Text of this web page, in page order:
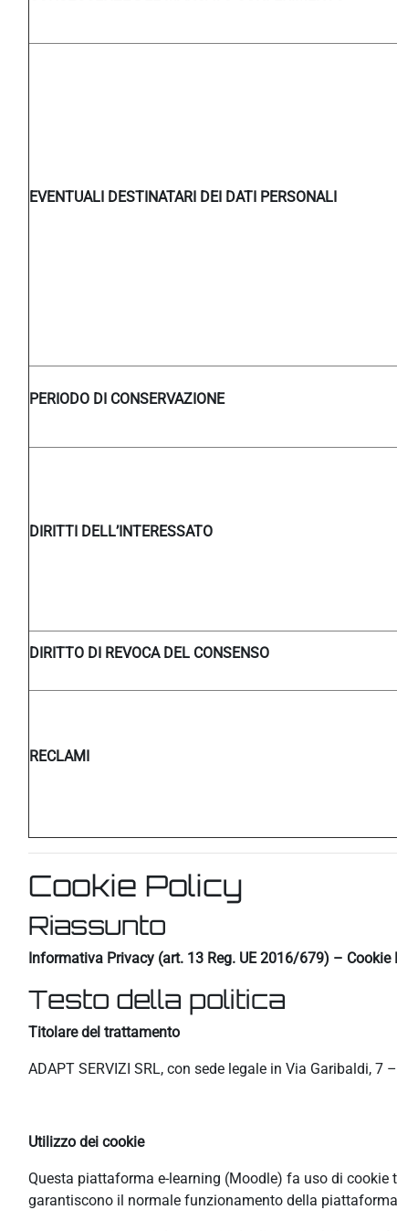
EVENTUALI DESTINATARI DEI DATI PERSONALI
PERIODO DI CONSERVAZIONE
DIRITTI DELL’INTERESSATO
DIRITTO DI REVOCA DEL CONSENSO
RECLAMI
Cookie Policy
Riassunto
Informativa Privacy (art. 13 Reg. UE 2016/679) – Cookie
Testo della politica
Titolare del trattamento
ADAPT SERVIZI SRL, con sede legale in Via Garibaldi,
Utilizzo dei cookie
Questa piattaforma e-learning (Moodle) fa uso di cookie
garantiscono il normale funzionamento della